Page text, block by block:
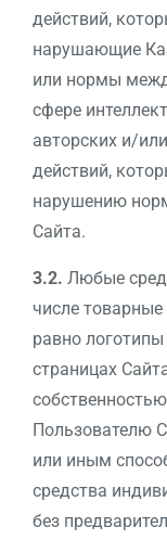
действий,
нарушающие
или нормы
сфере
авторских и/
действий,
нарушению
Сайта.
3.2. Любые
числе
равно
страницах
Пользователю
или иным
средства
без